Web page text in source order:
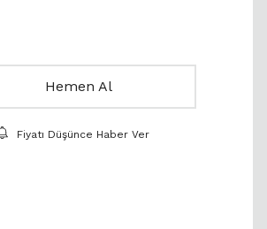
Hemen Al
Fiyatı Düşünce Haber Ver